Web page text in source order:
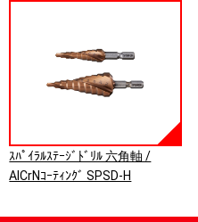
ｽﾊﾟｲﾗﾙｽﾃｰｼﾞﾄﾞﾘﾙ 六角軸 /
AlCrNｺｰﾃｨﾝｸﾞ SPSD-H